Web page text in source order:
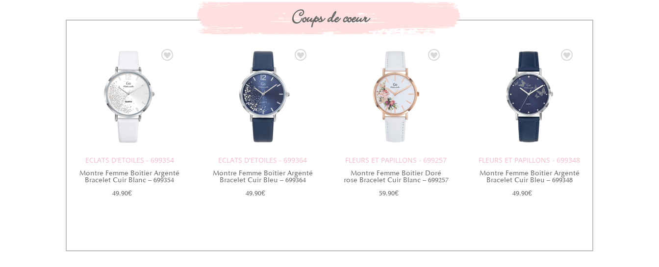
Coups de coeur
ECLATS D'ETOILES - 699354
Montre Femme Boîtier Argenté
Bracelet Cuir Blanc – 699354
49.90€
ECLATS D'ETOILES - 699364
Montre Femme Boîtier Argenté
Bracelet Cuir Bleu – 699364
49.90€
FLEURS ET PAPILLONS - 699257
Montre Femme Boîtier Doré
rose Bracelet Cuir Blanc – 699257
59.90€
FLEURS ET PAPILLONS - 699348
Montre Femme Boîtier Argenté
Bracelet Cuir Bleu – 699348
49.90€